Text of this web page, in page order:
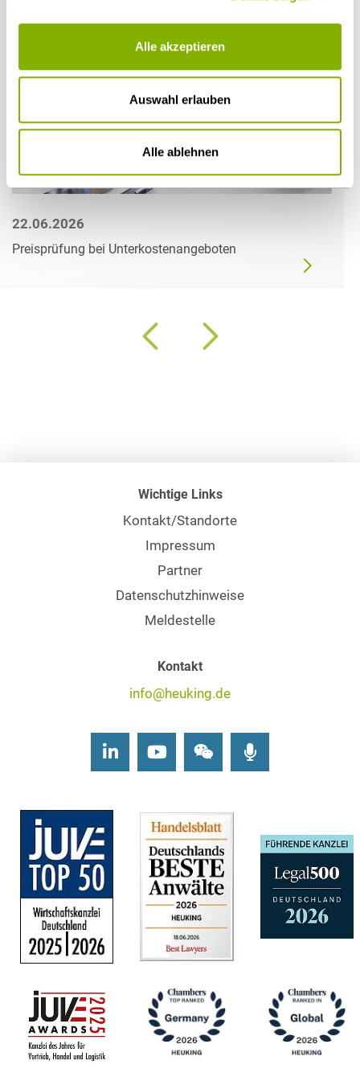
Alle akzeptieren
Auswahl erlauben
Alle ablehnen
22.06.2026
Preisprüfung bei Unterkostenangeboten
Wichtige Links
Kontakt/Standorte
Impressum
Partner
Datenschutzhinweise
Meldestelle
Kontakt
info@heuking.de
LinkedInYoutubeWechat